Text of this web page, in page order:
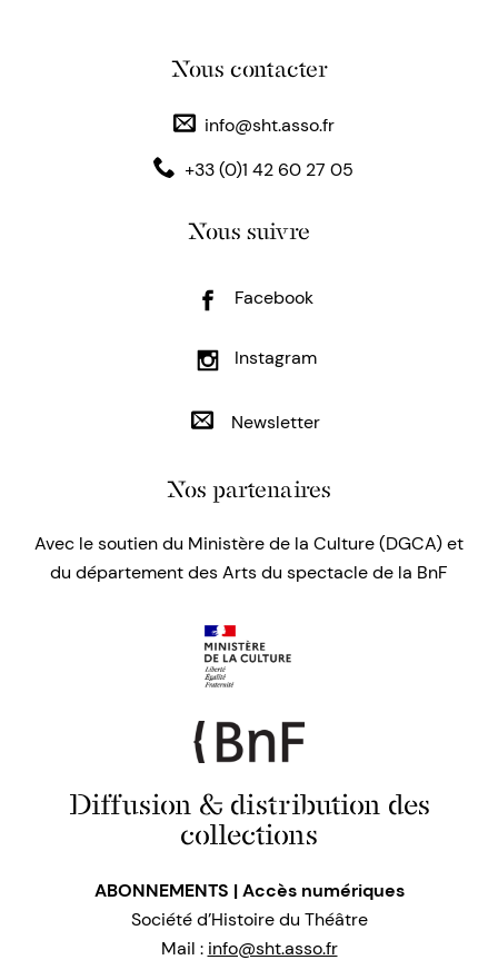
Nous contacter
info@sht.asso.fr
+33 (0)1 42 60 27 05
Nous suivre
Facebook
Instagram
Newsletter
Nos partenaires
Avec le soutien du Ministère de la Culture (DGCA) et
du département des Arts du spectacle de la BnF
Diffusion & distribution des
collections
ABONNEMENTS | Accès numériques
Société d’Histoire du Théâtre
Mail : info@sht.asso.fr